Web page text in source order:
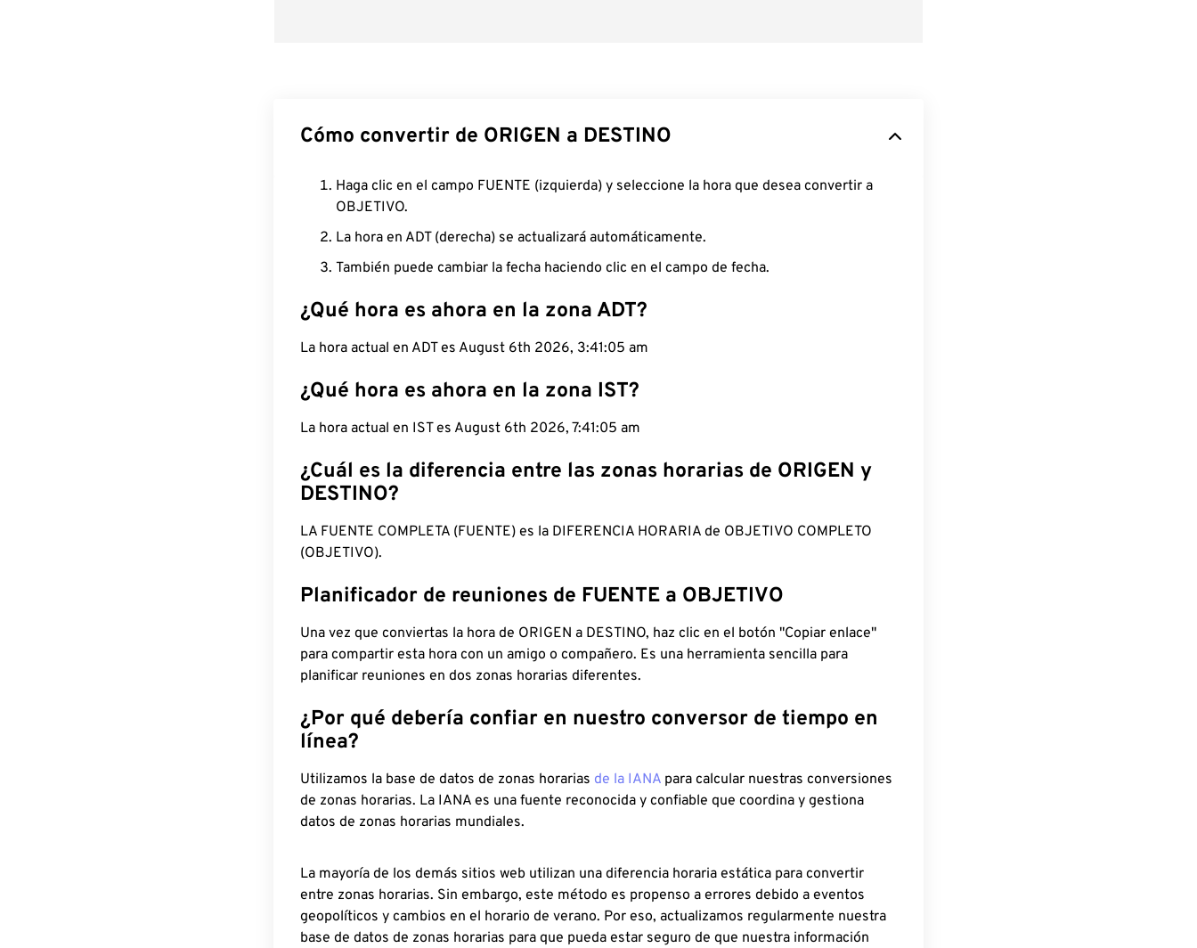
Cómo convertir de ORIGEN a DESTINO
Haga clic en el campo FUENTE (izquierda) y seleccione la hora que desea convertir a
OBJETIVO.
La hora en ADT (derecha) se actualizará automáticamente.
También puede cambiar la fecha haciendo clic en el campo de fecha.
¿Qué hora es ahora en la zona ADT?
La hora actual en ADT es August 6th 2026, 3:41:06 am
¿Qué hora es ahora en la zona IST?
La hora actual en IST es August 6th 2026, 7:41:06 am
¿Cuál es la diferencia entre las zonas horarias de ORIGEN y
DESTINO?
LA FUENTE COMPLETA (FUENTE) es la DIFERENCIA HORARIA de OBJETIVO COMPLETO
(OBJETIVO).
Planificador de reuniones de FUENTE a OBJETIVO
Una vez que conviertas la hora de ORIGEN a DESTINO, haz clic en el botón "Copiar enlace"
para compartir esta hora con un amigo o compañero. Es una herramienta sencilla para
planificar reuniones en dos zonas horarias diferentes.
¿Por qué debería confiar en nuestro conversor de tiempo en
línea?
Utilizamos la base de datos de zonas horarias de la IANA para calcular nuestras conversiones
de zonas horarias. La IANA es una fuente reconocida y confiable que coordina y gestiona
datos de zonas horarias mundiales.
La mayoría de los demás sitios web utilizan una diferencia horaria estática para convertir
entre zonas horarias. Sin embargo, este método es propenso a errores debido a eventos
geopolíticos y cambios en el horario de verano. Por eso, actualizamos regularmente nuestra
base de datos de zonas horarias para que pueda estar seguro de que nuestra información